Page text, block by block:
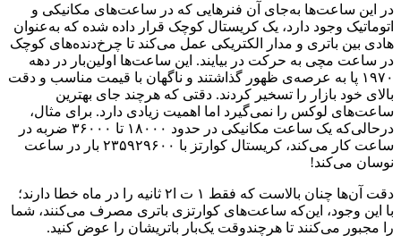
در این ساعت‌ها به‌جای آن‌ فنرهایی که در ساعت‌های مکانیکی و
اتوماتیک وجود دارد، یک کریستال کوچک قرار داده شده که به‌عنوان
هادی بین باتری و مدار الکتریکی عمل می‌کند تا چرخ‌دنده‌های کوچک
در ساعت مچی به حرکت در بیایند. این ساعت‌ها اولین‌بار در دهه
۱۹۷۰ پا به عرصه‌ی ظهور گذاشتند و ناگهان با قیمت مناسب و دقت
بالای خود بازار را تسخیر کردند. دقتی که هرچند جای بهترین
ساعت‌های لوکس را نمی‌گیرد اما اهمیت زیادی دارد. برای مثال،
درحالی‌که یک ساعت مکانیکی در حدود ۱۸۰۰۰ تا ۳۶۰۰۰ ضربه در
ساعت کار می‌کند، کریستال کوارتز با ۲۳۵۹۲۹۶۰۰ بار در ساعت
نوسان می‌کند!
دقت آن‌ها چنان بالاست که فقط ۱ ت ا۲ ثانیه را در ماه خطا دارند؛
با این وجود، این‌که ساعت‌های کوارتزی باتری مصرف می‌کنند، شما
را مجبور می‌کنند تا هرچندوقت یک‌بار باتریشان را عوض کنید.